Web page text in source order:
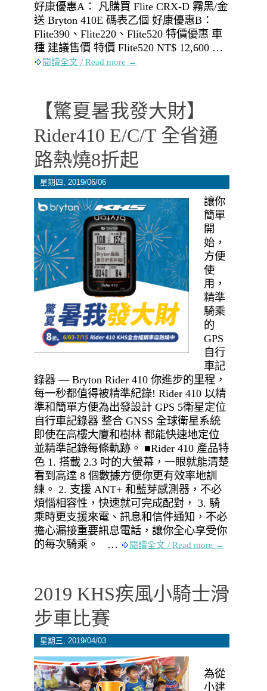
好康優惠A： 凡購買 Flite CRX-D 霧黑/金
送 Bryton 410E 碼表乙個 好康優惠B：
Flite390、Flite220、Flite520 特價優惠 車
種 建議售價 特價 Flite520 NT$ 12,600 …
閱讀全文 / Read more →
【驚夏暑我發大財】
Rider410 E/C/T 全省通
路熱燒8折起
星期四, 2019/06/06
讓你
簡單
開
始，
方便
使
用，
精準
騎乘
的
GPS
自行
車記
錄器 — Bryton Rider 410 你進步的里程，
每一秒都值得被精準紀錄! Rider 410 以精
準和簡單方便為出發設計 GPS 5衛星定位
自行車記錄器 整合 GNSS 全球衛星系統
即使在高樓大廈和樹林 都能快速地定位
並精準記錄每條軌跡。 ■Rider 410 產品特
色 1. 搭載 2.3 吋的大螢幕，一眼就能清楚
看到高達 8 個數據方便你更有效率地訓
練。 2. 支援 ANT+ 和藍芽感測器，不必
煩惱相容性，快速就可完成配對， 3. 騎
乘時更支援來電、訊息和信件通知，不必
擔心漏接重要訊息電話，讓你全心享受你
的每次騎乘。 …
閱讀全文 / Read more →
2019 KHS疾風小騎士滑
步車比賽
星期三, 2019/04/03
為從
小建